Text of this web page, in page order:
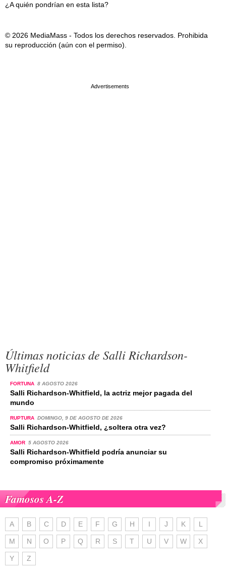
¿A quién pondrían en esta lista?
© 2026 MediaMass - Todos los derechos reservados. Prohibida
su reproducción (aún con el permiso).
Últimas noticias de Salli Richardson-
Whitfield
FORTUNA 8 AGOSTO 2026
Salli Richardson-Whitfield, la actriz mejor pagada del
mundo
RUPTURA DOMINGO, 9 DE AGOSTO DE 2026
Salli Richardson-Whitfield, ¿soltera otra vez?
AMOR 5 AGOSTO 2026
Salli Richardson-Whitfield podría anunciar su
compromiso próximamente
Famosos A-Z
A B C D E F G H I J K L
M N O P Q R S T U V W X
Y Z